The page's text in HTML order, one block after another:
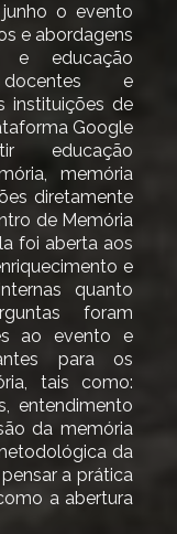
o evento
e abordagens
e educação
docentes e
instituições de
Google
educação
memória
diretamente
de Memória
foi aberta aos
e
quanto
foram
ao evento e
para os
tais como:
entendimento
da memória
da
a prática
a abertura